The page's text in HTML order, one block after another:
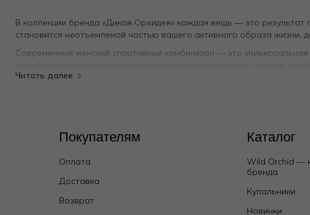
В коллекции бренда «Дикая Орхидея» каждая вещь — это
становится неотъемлемой частью вашего активного образа жизни,
Современный женский спортивный комбинезон — это
сохраняет безупречный вид после множества стирок .
натурального хлопка и льна . Эти гипоаллергенные материалы
Обновите свой гардероб с «Дикой Орхидеей» и откройте для себя
Покупателям
Оплата
Доставка
Возврат
Каталог
Wild Orchid —
бренда
Купальники
Новинки